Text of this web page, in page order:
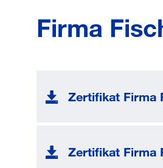
Firma
Zertifikat Firma
Zertifikat Firma